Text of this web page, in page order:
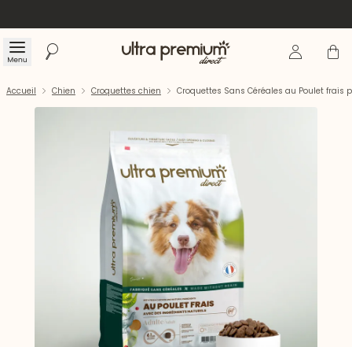
Menu Rechercher Accueil Se Panier
Accueil Chien Croquettes chien Croquettes Sans Céréales au Poulet